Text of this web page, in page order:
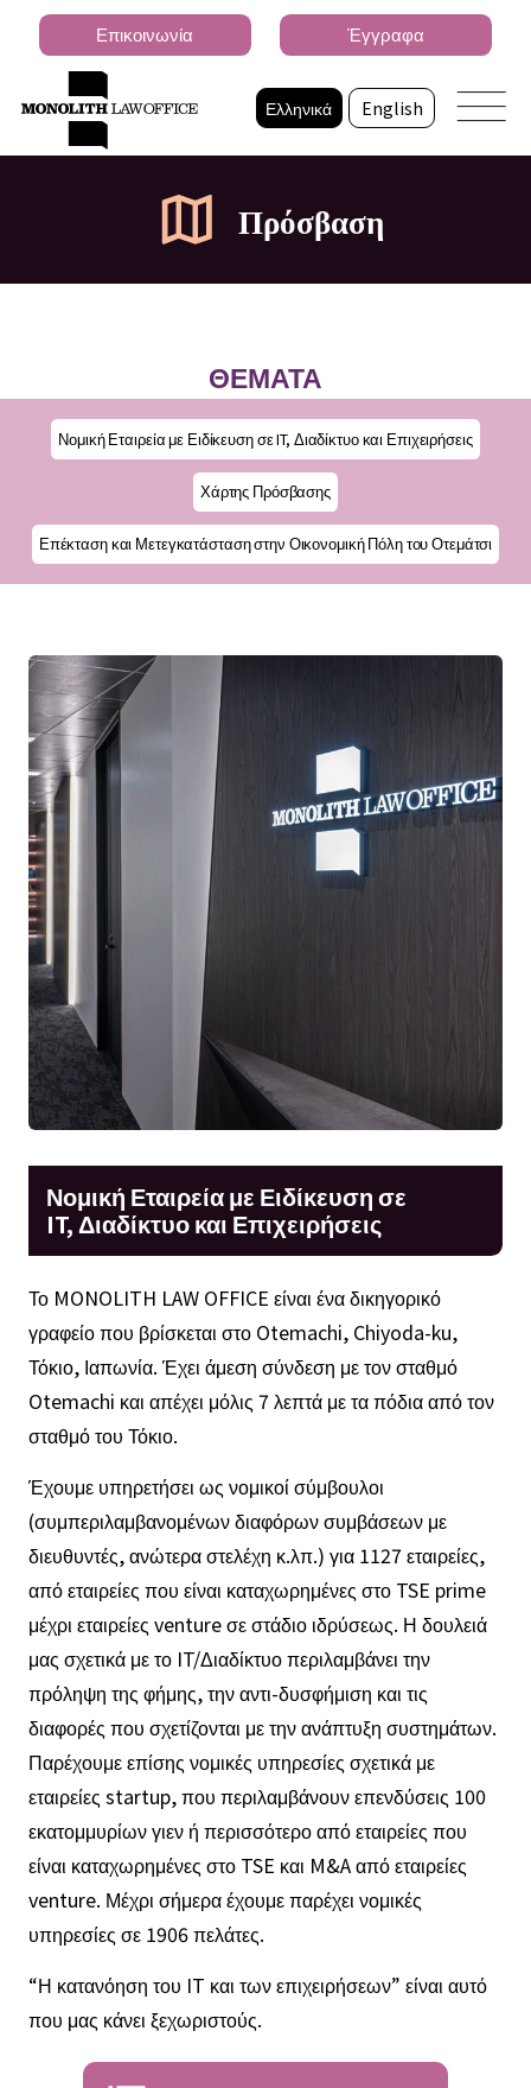
Ελληνικά English
Επικοινωνία Έγγραφα
Πρόσβαση
ΘΕΜΑΤΑ
Νομική Εταιρεία με Ειδίκευση σε IT, Διαδίκτυο και Επιχειρήσεις
Χάρτης Πρόσβασης
Επέκταση και Μετεγκατάσταση στην Οικονομική Πόλη του Οτεμάτσι
Νομική Εταιρεία με Ειδίκευση σε
IT, Διαδίκτυο και Επιχειρήσεις
Το MONOLITH LAW OFFICE είναι ένα δικηγορικό
γραφείο που βρίσκεται στο Otemachi, Chiyoda-ku,
Τόκιο, Ιαπωνία. Έχει άμεση σύνδεση με τον σταθμό
Otemachi και απέχει μόλις 7 λεπτά με τα πόδια από τον
σταθμό του Τόκιο.
Έχουμε υπηρετήσει ως νομικοί σύμβουλοι
(συμπεριλαμβανομένων διαφόρων συμβάσεων με
διευθυντές, ανώτερα στελέχη κ.λπ.) για 1127 εταιρείες,
από εταιρείες που είναι καταχωρημένες στο TSE prime
μέχρι εταιρείες venture σε στάδιο ιδρύσεως. Η δουλειά
μας σχετικά με το IT/Διαδίκτυο περιλαμβάνει την
πρόληψη της φήμης, την αντι-δυσφήμιση και τις
διαφορές που σχετίζονται με την ανάπτυξη συστημάτων.
Παρέχουμε επίσης νομικές υπηρεσίες σχετικά με
εταιρείες startup, που περιλαμβάνουν επενδύσεις 100
εκατομμυρίων γιεν ή περισσότερο από εταιρείες που
είναι καταχωρημένες στο TSE και M&A από εταιρείες
venture. Μέχρι σήμερα έχουμε παρέχει νομικές
υπηρεσίες σε 1906 πελάτες.
“Η κατανόηση του IT και των επιχειρήσεων” είναι αυτό
που μας κάνει ξεχωριστούς.